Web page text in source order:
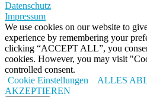
Datenschutz
Impressum
We use cookies on our website to
experience by remembering your
clicking “ACCEPT ALL”, you
cookies. However, you may visit
controlled consent.
Cookie Einstellungen
ALLES
AKZEPTIEREN